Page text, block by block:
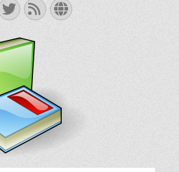
Twitter
FeedWebsite